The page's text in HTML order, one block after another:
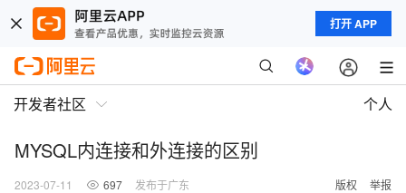
打开 APP
开发者社区 个人
MYSQL内连接和外连接的区别
2023-07-11 697 发布于广东 版权 举报